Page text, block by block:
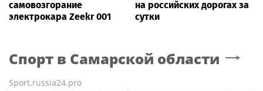
самовозгорание
электрокара Zeekr 001
на российских дорогах за
сутки
Спорт в Самарской области
Sport.russia24.pro